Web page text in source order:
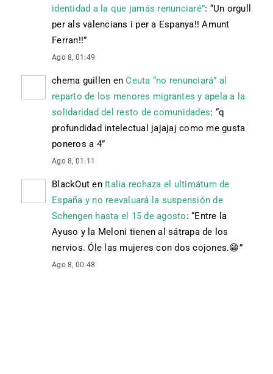
identidad a la que jamás renunciaré”: “Un orgull
per als valencians i per a Espanya!! Amunt
Ferran!!”
Ago 8, 01:49
chema guillen enCeuta “no renunciará” al
reparto de los menores migrantes y apela a la
solidaridad del resto de comunidades: “q
profundidad intelectual jajajaj como me gusta
poneros a 4”
Ago 8, 01:11
BlackOut en Italia rechaza el ultimátum de
España y no reevaluará la suspensión de
Schengen hasta el 15 de agosto: “Entre la
Ayuso y la Meloni tienen al sátrapa de los
nervios. Óle las mujeres con dos cojones. 😁”
Ago 8, 00:48